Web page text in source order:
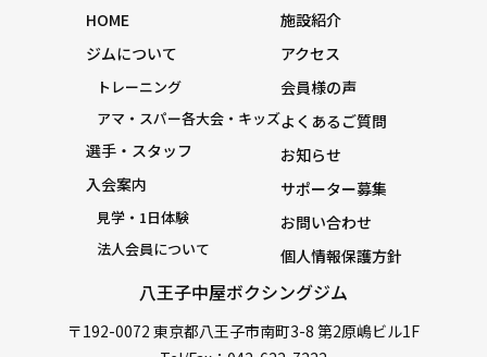
八王子中屋ボクシングジム
〒192-0072 東京都八王子市南町3-8 第2原嶋ビル1F
HOME
ジムについて
トレーニング
アマ・スパー各大会・キッズ
選手・スタッフ
入会案内
見学・1日体験
法人会員について
施設紹介
アクセス
会員様の声
よくあるご質問
お知らせ
サポーター募集
お問い合わせ
個人情報保護方針